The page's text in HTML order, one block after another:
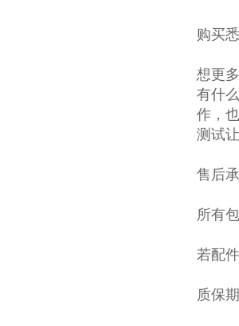
购买
想更
有什
作，
测试
售后
所有
若配
质保